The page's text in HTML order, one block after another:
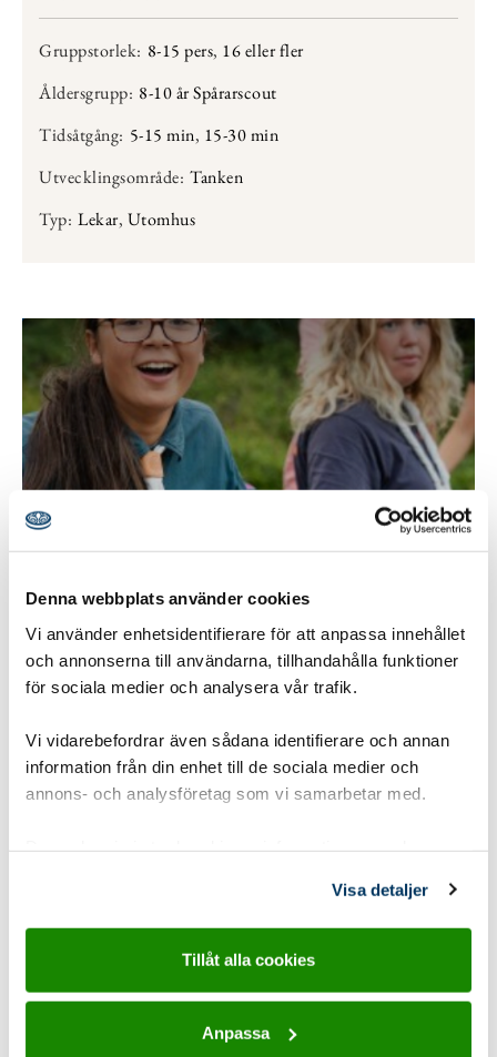
Denna webbplats använder cookies
Vi använder enhetsidentifierare för att anpassa innehållet
och annonserna till användarna, tillhandahålla funktioner
för sociala medier och analysera vår trafik.
Vi vidarebefordrar även sådana identifierare och annan
information från din enhet till de sociala medier och
annons- och analysföretag som vi samarbetar med.
samlat in när du har använt deras tjänster.
Visa detaljer
Tillåt alla cookies
Anpassa
Gruppstorlek: 8-15 pers, 16 eller fler
Åldersgrupp: 8-10 år Spårarscout
Tidsåtgång: 5-15 min, 15-30 min
Utvecklingsområde: Tanken
Typ: Lekar, Utomhus
möjlighet att upptäcka och utveckla glädjen i att
röra sig. Denna lek tränar också scouternas
Gruppstorlek: 1-8 pers,8-15 pers,16 eller fler
8-10 år Spårarscout
Utvecklingsområde: Känslorna